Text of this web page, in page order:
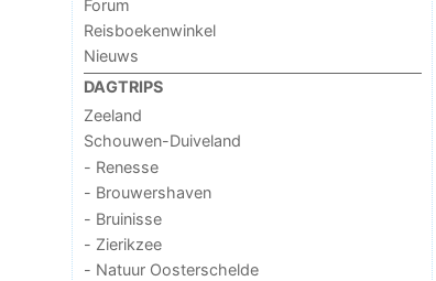
Forum
Reisboekenwinkel
Nieuws
DAGTRIPS
Zeeland
Schouwen-Duiveland
- Renesse
- Brouwershaven
- Bruinisse
- Zierikzee
- Natuur Oosterschelde